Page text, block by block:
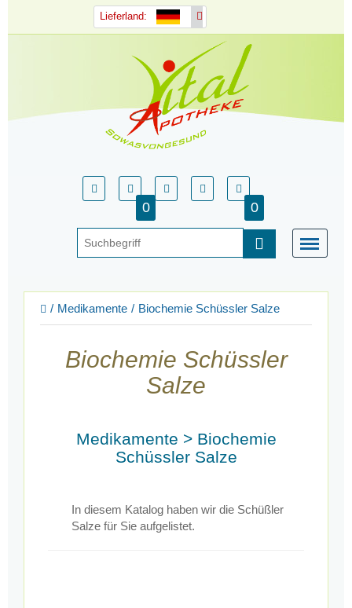
Lieferland:
0 0
Medikamente Biochemie Schüssler Salze
Biochemie Schüssler
Salze
Medikamente > Biochemie
Schüssler Salze
In diesem Katalog haben wir die Schüßler
Salze für Sie aufgelistet.